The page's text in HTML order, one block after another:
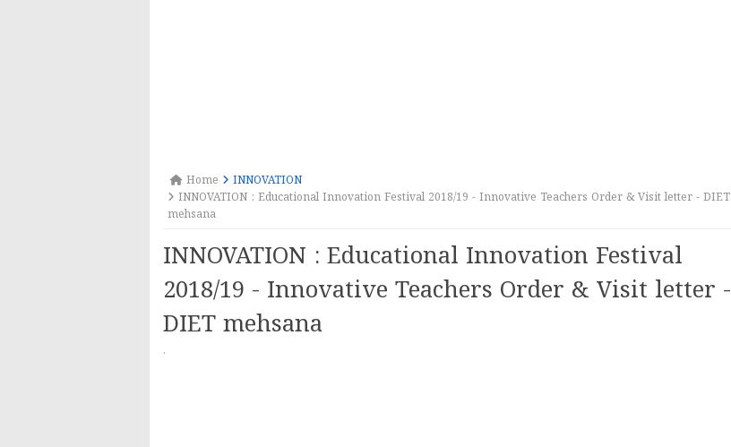
Home
INNOVATION
INNOVATION : Educational Innovation Festival 2018/19 - Innovative Teachers Order & Visit letter - DIET
mehsana
INNOVATION : Educational Innovation Festival
2018/19 - Innovative Teachers Order & Visit letter -
DIET mehsana
·